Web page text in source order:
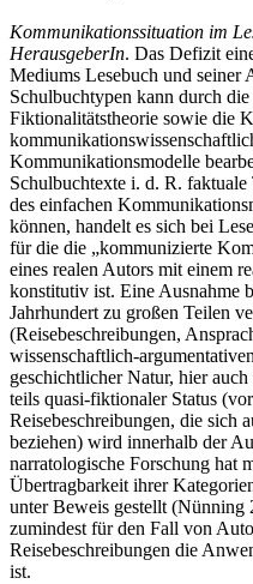
Kommunikationssituation im
HerausgeberIn. Das Defizit
Mediums Lesebuch und seiner
Schulbuchtypen kann durch
Fiktionalitätstheorie sowie die
Kommunikationsmodelle
Schulbuchtexte i. d. R.
des einfachen
können, handelt es sich bei
für die die „kommunizierte
eines realen Autors mit einem
konstitutiv ist. Eine Ausnahme
Jahrhundert zu großen Teilen
(Reisebeschreibungen,
wissenschaftlich-
geschichtlicher Natur, hier
teils quasi-fiktionaler Status
Reisebeschreibungen, die sich
beziehen) wird innerhalb der
narratologische Forschung hat
Übertragbarkeit ihrer
unter Beweis gestellt (Nünning
zumindest für den Fall von
Reisebeschreibungen die
ist.